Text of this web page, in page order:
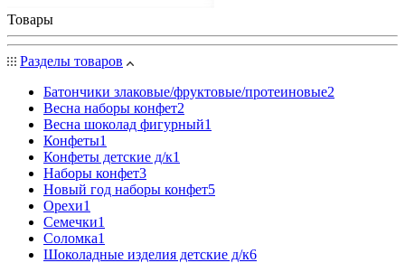
Товары
Разделы товаров
Батончики злаковые/фруктовые/протеиновые2
Весна наборы конфет2
Весна шоколад фигурный1
Конфеты1
Конфеты детские д/к1
Наборы конфет3
Новый год наборы конфет5
Орехи1
Семечки1
Соломка1
Шоколадные изделия детские д/к6